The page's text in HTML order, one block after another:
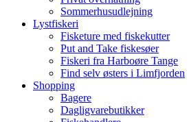
Sommerhusudlejning
Lystfiskeri
Fisketure med fiskekutter
Put and Take fiskesøer
Fiskeri fra Harboøre Tange
Find selv østers i Limfjorden
Shopping
Bagere
Dagligvarebutikker